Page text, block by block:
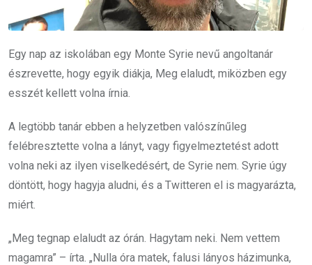
Egy nap az iskolában egy Monte Syrie nevű angoltanár
észrevette, hogy egyik diákja, Meg elaludt, miközben egy
esszét kellett volna írnia.
A legtöbb tanár ebben a helyzetben valószínűleg
felébresztette volna a lányt, vagy figyelmeztetést adott
volna neki az ilyen viselkedésért, de Syrie nem. Syrie úgy
döntött, hogy hagyja aludni, és a Twitteren el is magyarázta,
miért.
„Meg tegnap elaludt az órán. Hagytam neki. Nem vettem
magamra” – írta. „Nulla óra matek, falusi lányos házimunka,